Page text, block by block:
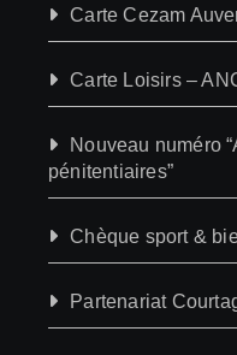
Carte Cezam
Carte Loisirs –
Nouveau numéro
pénitentiaires”
Chèque sport &
Partenariat